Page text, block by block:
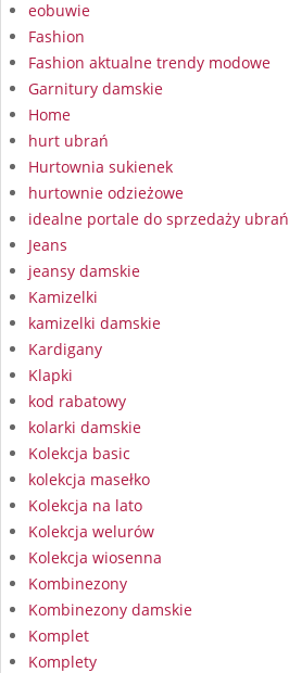
eobuwie
Fashion
Fashion aktualne trendy modowe
Garnitury damskie
Home
hurt ubrań
Hurtownia sukienek
hurtownie odzieżowe
idealne portale do sprzedaży ubrań
Jeans
jeansy damskie
Kamizelki
kamizelki damskie
Kardigany
Klapki
kod rabatowy
kolarki damskie
Kolekcja basic
kolekcja masełko
Kolekcja na lato
Kolekcja welurów
Kolekcja wiosenna
Kombinezony
Kombinezony damskie
Komplet
Komplety